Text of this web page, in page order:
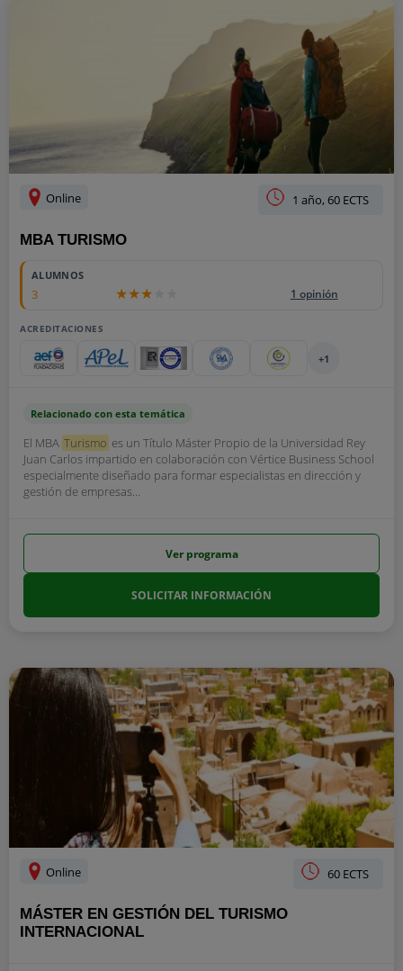
Online 1 año, 60 ECTS
MBA TURISMO
ALUMNOS
3 1 opinión
ACREDITACIONES
+1
Relacionado con esta temática
El MBA Turismo es un Título Máster Propio de la Universidad Rey
Juan Carlos impartido en colaboración con Vértice Business School
especialmente diseñado para formar especialistas en dirección y
gestión de empresas...
Ver programa
SOLICITAR INFORMACIÓN
Online 60 ECTS
MÁSTER EN GESTIÓN DEL TURISMO
INTERNACIONAL